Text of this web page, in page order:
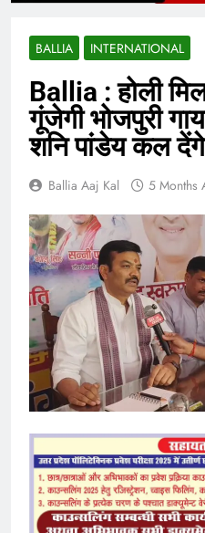
BALLIA INTERNATIONAL
Ballia : होली
गूंजेगी भोजपुरी
शनि पांडेय कल
Ballia Aaj Kal 5 Months